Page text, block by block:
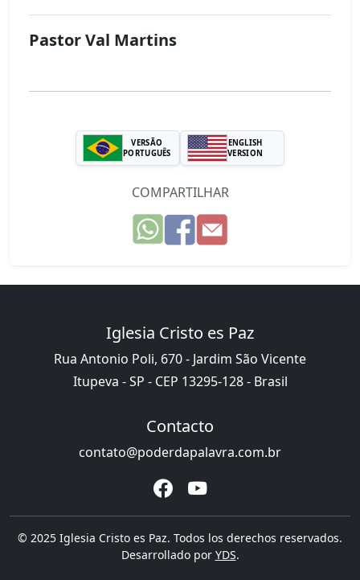
Pastor Val Martins
VERSÃO
PORTUGUÊS
ENGLISH
VERSION
COMPARTILHAR
Iglesia Cristo es Paz
Rua Antonio Poli, 670 - Jardim São Vicente
Itupeva - SP - CEP 13295-128 - Brasil
Contacto
contato@poderdapalavra.com.br
© 2025 Iglesia Cristo es Paz. Todos los derechos reservados.
Desarrollado por YDS.